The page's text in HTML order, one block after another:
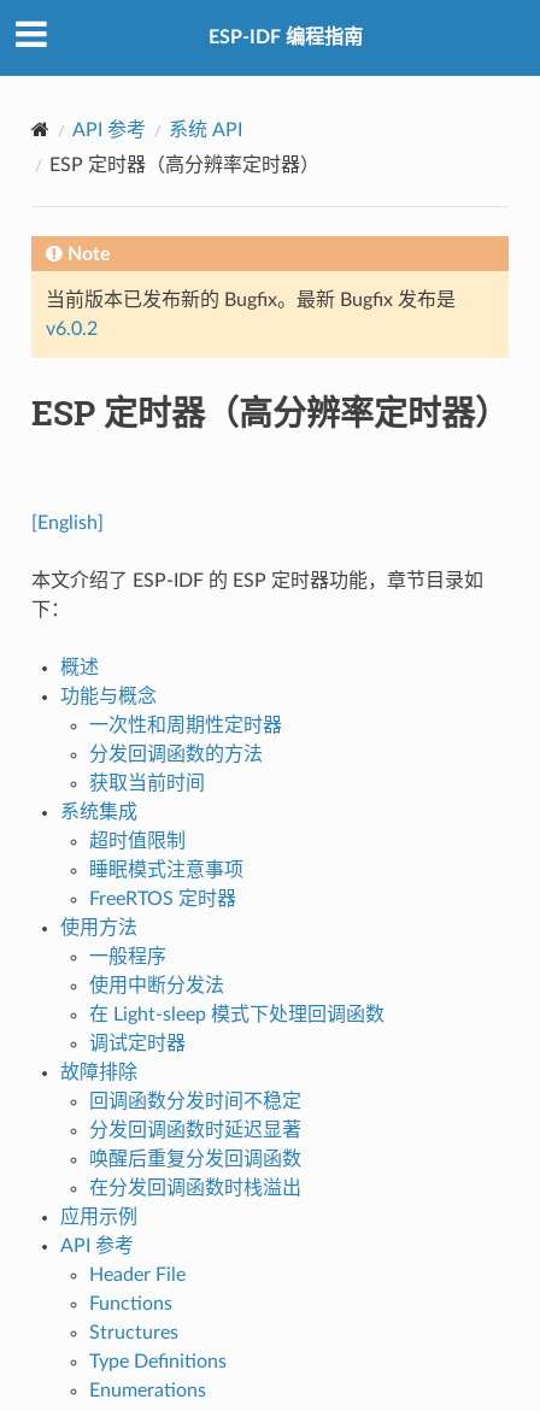
ESP-IDF 编程指南
API 参考
系统 API
ESP 定时器（高分辨率定时器）
Note
当前版本已发布新的 Bugfix。最新 Bugfix 发布是
v6.0.2
ESP 定时器（高分辨率定时器）
[English]
本文介绍了 ESP-IDF 的 ESP 定时器功能，章节目录如
下：
概述
功能与概念
一次性和周期性定时器
分发回调函数的方法
获取当前时间
系统集成
超时值限制
睡眠模式注意事项
FreeRTOS 定时器
使用方法
一般程序
使用中断分发法
在 Light-sleep 模式下处理回调函数
调试定时器
故障排除
回调函数分发时间不稳定
分发回调函数时延迟显著
唤醒后重复分发回调函数
在分发回调函数时栈溢出
应用示例
API 参考
Header File
Functions
Structures
Type Definitions
Enumerations